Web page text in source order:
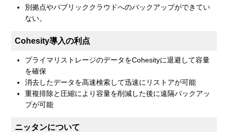
別拠点やパブリッククラウドへのバックアップができてい
ない。
Cohesity導入の利点
プライマリストレージのデータをCohesityに退避して容量
を確保
消去したデータを高速検索して迅速にリストアが可能
重複排除と圧縮により容量を削減した後に遠隔バックアッ
プが可能
ニッタンについて